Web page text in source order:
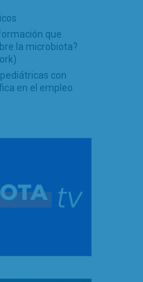
que
la microbiota?
con
en el empleo